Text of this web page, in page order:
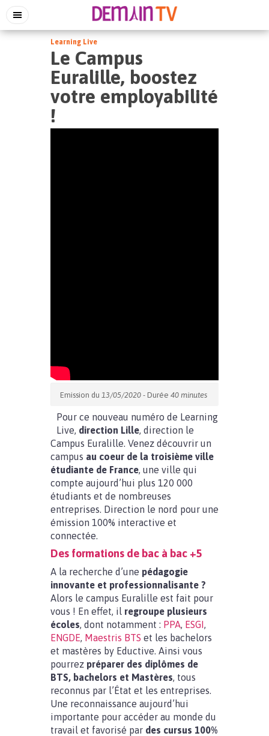
Learning Live
Le Campus
Euralille, boostez
votre employabilité
!
Emission du 13/05/2020 - Durée 40 minutes
Pour ce nouveau numéro de Learning
Live, direction Lille, direction le
Campus Euralille. Venez découvrir un
campus au coeur de la troisième ville
étudiante de France, une ville qui
compte aujourd’hui plus 120 000
étudiants et de nombreuses
entreprises. Direction le nord pour une
émission 100% interactive et
connectée.
Des formations de bac à bac +5
A la recherche d’une pédagogie
innovante et professionnalisante ?
Alors le campus Euralille est fait pour
vous ! En effet, il regroupe plusieurs
écoles, dont notamment : PPA, ESGI,
ENGDE, Maestris BTS et les bachelors
et mastères by Eductive. Ainsi vous
pourrez préparer des diplômes de
BTS, bachelors et Mastères, tous
reconnus par l’État et les entreprises.
Une reconnaissance aujourd’hui
importante pour accéder au monde du
travail et favorisé par des cursus 100%